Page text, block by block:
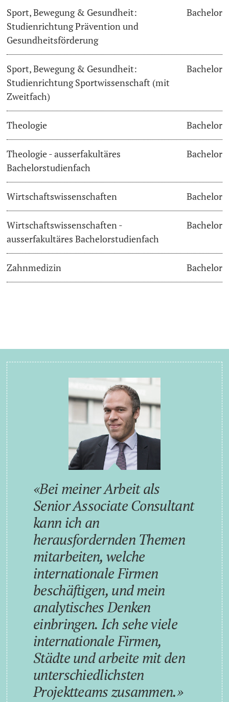
Sport, Bewegung & Gesundheit:
Studienrichtung Prävention und
Gesundheitsförderung
Bachelor
Sport, Bewegung & Gesundheit:
Studienrichtung Sportwissenschaft (mit
Zweitfach)
Bachelor
Theologie Bachelor
Theologie - ausserfakultäres
Bachelorstudienfach
Bachelor
Wirtschaftswissenschaften Bachelor
Wirtschaftswissenschaften -
ausserfakultäres Bachelorstudienfach
Bachelor
Zahnmedizin Bachelor
Bei meiner Arbeit als
Senior Associate Consultant
kann ich an
herausfordernden Themen
mitarbeiten, welche
internationale Firmen
beschäftigen, und mein
analytisches Denken
einbringen. Ich sehe viele
internationale Firmen,
Städte und arbeite mit den
unterschiedlichsten
Projektteams zusammen.